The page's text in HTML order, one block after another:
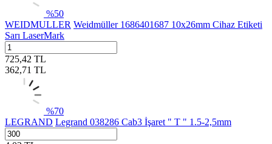
%50
WEIDMULLER Weidmüller 1686401687 10x26mm Cihaz Etiketi
Sarı LaserMark
725,42 TL
362,71 TL
%70
LEGRAND Legrand 038286 Cab3 İşaret " T " 1.5-2,5mm